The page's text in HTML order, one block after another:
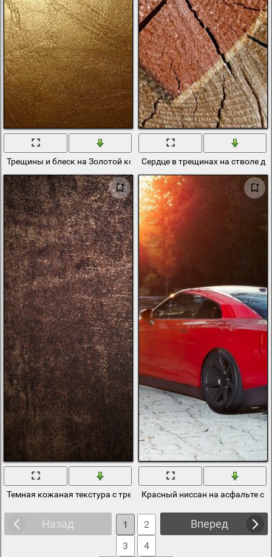
Трещины и блеск на Золотой кожеСердце в трещинах на стволе
Темная кожаная текстура с трещинамиКрасный ниссан на асфальте с
Назад Вперед
1
2
3
4